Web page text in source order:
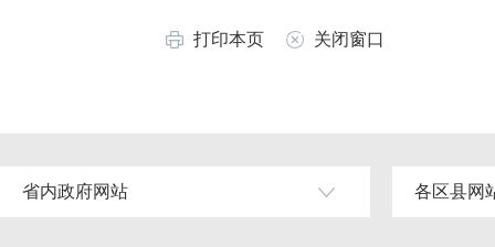
打印本页 关闭窗口
省内政府网站 各区县网